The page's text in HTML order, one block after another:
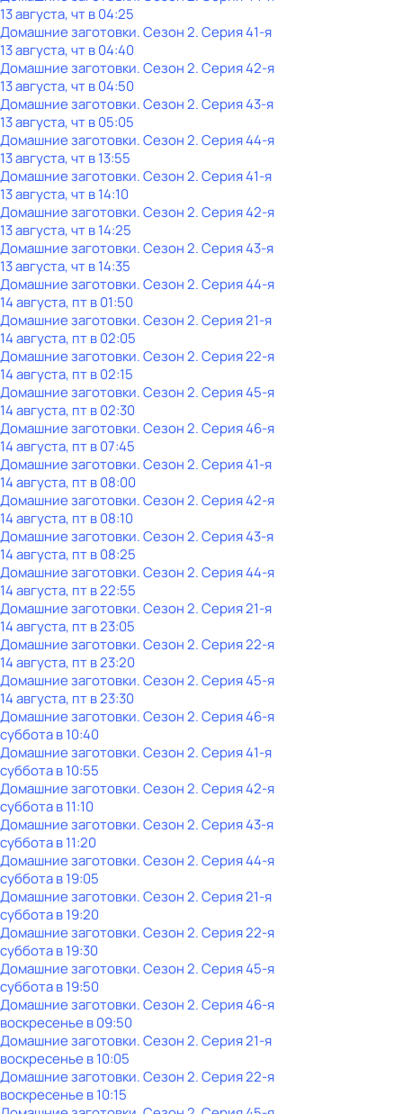
13 августа, чт в 04:25
Домашние заготовки. Сезон 2. Серия 41-я
13 августа, чт в 04:40
Домашние заготовки. Сезон 2. Серия 42-я
13 августа, чт в 04:50
Домашние заготовки. Сезон 2. Серия 43-я
13 августа, чт в 05:05
Домашние заготовки. Сезон 2. Серия 44-я
13 августа, чт в 13:55
Домашние заготовки. Сезон 2. Серия 41-я
13 августа, чт в 14:10
Домашние заготовки. Сезон 2. Серия 42-я
13 августа, чт в 14:25
Домашние заготовки. Сезон 2. Серия 43-я
13 августа, чт в 14:35
Домашние заготовки. Сезон 2. Серия 44-я
14 августа, пт в 01:50
Домашние заготовки. Сезон 2. Серия 21-я
14 августа, пт в 02:05
Домашние заготовки. Сезон 2. Серия 22-я
14 августа, пт в 02:15
Домашние заготовки. Сезон 2. Серия 45-я
14 августа, пт в 02:30
Домашние заготовки. Сезон 2. Серия 46-я
14 августа, пт в 07:45
Домашние заготовки. Сезон 2. Серия 41-я
14 августа, пт в 08:00
Домашние заготовки. Сезон 2. Серия 42-я
14 августа, пт в 08:10
Домашние заготовки. Сезон 2. Серия 43-я
14 августа, пт в 08:25
Домашние заготовки. Сезон 2. Серия 44-я
14 августа, пт в 22:55
Домашние заготовки. Сезон 2. Серия 21-я
14 августа, пт в 23:05
Домашние заготовки. Сезон 2. Серия 22-я
14 августа, пт в 23:20
Домашние заготовки. Сезон 2. Серия 45-я
14 августа, пт в 23:30
Домашние заготовки. Сезон 2. Серия 46-я
субботав10:40
Домашние заготовки. Сезон 2. Серия 41-я
субботав10:55
Домашние заготовки. Сезон 2. Серия 42-я
субботав11:10
Домашние заготовки. Сезон 2. Серия 43-я
субботав11:20
Домашние заготовки. Сезон 2. Серия 44-я
субботав19:05
Домашние заготовки. Сезон 2. Серия 21-я
субботав19:20
Домашние заготовки. Сезон 2. Серия 22-я
субботав19:30
Домашние заготовки. Сезон 2. Серия 45-я
субботав19:50
Домашние заготовки. Сезон 2. Серия 46-я
воскресенье в09:50
Домашние заготовки. Сезон 2. Серия 21-я
воскресенье в10:05
Домашние заготовки. Сезон 2. Серия 22-я
воскресенье в10:15